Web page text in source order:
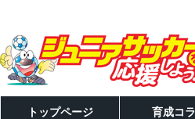
トップページ 育成コ